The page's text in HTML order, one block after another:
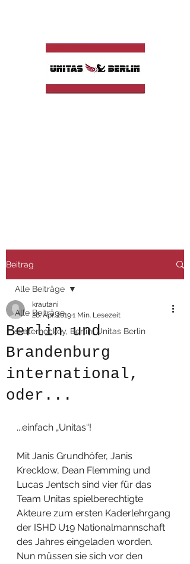
Beitrag
Alle Beiträge
skaterhockey, Berlin, Unitas Berlin
Alle Beiträge
Berlin und
Brandenburg
international,
oder...
krautani
26. Apr. 20191 Min. Lesezeit
...einfach „Unitas“!
Mit Janis Grundhöfer, Janis
Krecklow, Dean Flemming und
Lucas Jentsch sind vier für das
Team Unitas spielberechtigte
Akteure zum ersten Kaderlehrgang
der ISHD U19 Nationalmannschaft
des Jahres eingeladen worden.
Nun müssen sie sich vor den